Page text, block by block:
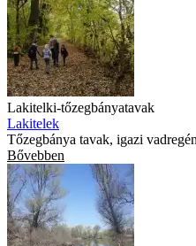
Lakitelki-tőzegbányatavak
Lakitelek
Tőzegbánya tavak, igazi
Bővebben